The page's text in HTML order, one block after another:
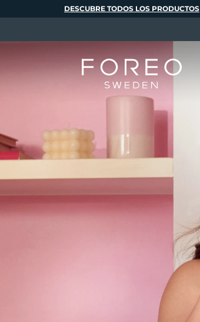
DESCUBRE TODOS LOS PRODUCTOS